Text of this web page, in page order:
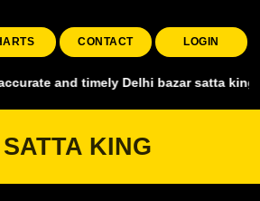
CONTACT LOGIN
timely Delhi bazar satta king,
KING